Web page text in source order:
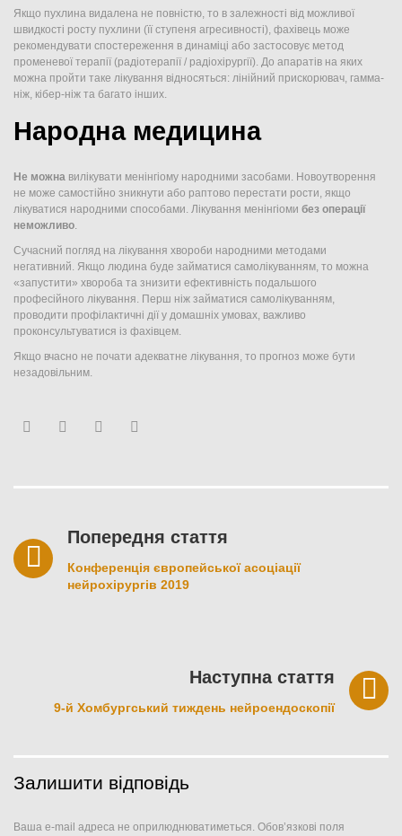
Якщо пухлина видалена не повністю, то в залежності від можливої ​​
швидкості росту пухлини (її ступеня агресивності), фахівець може
рекомендувати спостереження в динаміці або застосовує метод
променевої терапії (радіотерапії / радіохірургії). До апаратів на яких
можна пройти таке лікування відносяться: лінійний прискорювач, гамма-
ніж, кібер-ніж та багато інших.
Народна медицина
Не можна вилікувати менінгіому народними засобами. Новоутворення
не може самостійно зникнути або раптово перестати рости, якщо
лікуватися народними способами. Лікування менінгіоми без операції
неможливо.
Сучасний погляд на лікування хвороби народними методами
негативний. Якщо людина буде займатися самолікуванням, то можна
«запустити» хвороба та знизити ефективність подальшого
професійного лікування. Перш ніж займатися самолікуванням,
проводити профілактичні дії у домашніх умовах, важливо
проконсультуватися із фахівцем.
Якщо вчасно не почати адекватне лікування, то прогноз може бути
незадовільним.
FacebookTwitter Youtube
записівПопередня стаття
Конференція європейської асоціації
нейрохірургів 2019
Наступна стаття
9-й Хомбургський тиждень нейроендоскопії
Залишити відповідь
Ваша e-mail адреса не оприлюднюватиметься. Обов’язкові поля